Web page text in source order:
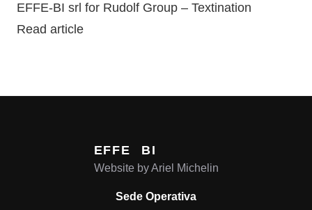
EFFE-BI srl for Rudolf Group – Textination
Read article
EFFE BI
Website byAriel Michelin
Sede Operativa